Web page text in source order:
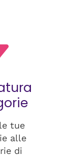
tue
alle
di